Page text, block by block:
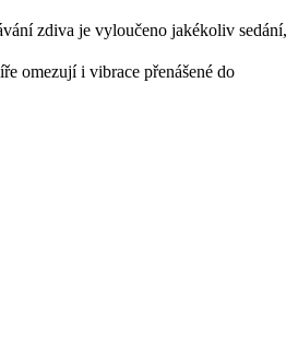
zdiva je vyloučeno jakékoliv sedání,
omezují i vibrace přenášené do